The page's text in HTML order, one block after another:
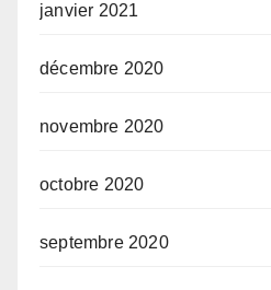
janvier 2021
décembre 2020
novembre 2020
octobre 2020
septembre 2020